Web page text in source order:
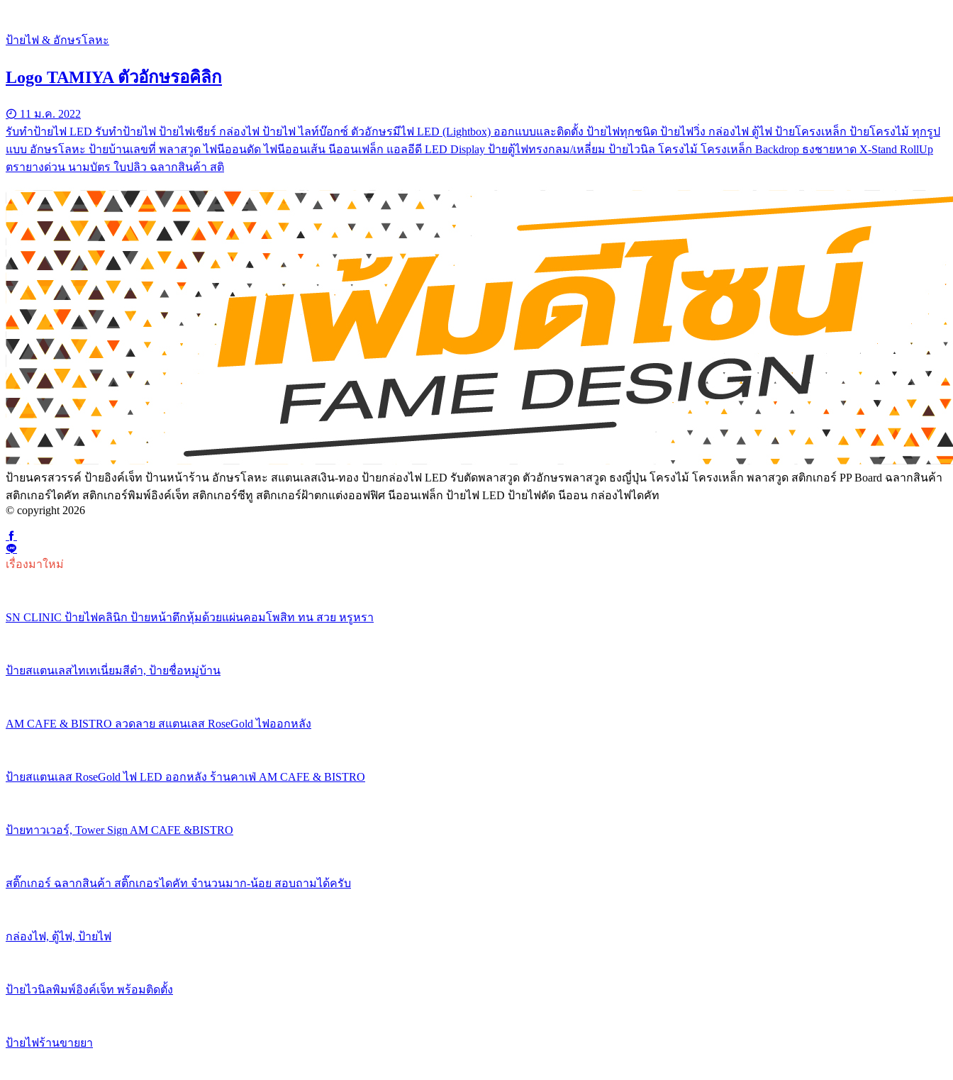
ป้ายไฟ & อักษรโลหะ
Logo TAMIYA ตัวอักษรอคิลิก
11 ม.ค. 2022
รับทําป้ายไฟ LED รับทำป้ายไฟ ป้ายไฟเชียร์ กล่องไฟ ป้ายไฟ ไลท์บ๊อกซ์ ตัวอักษรมีไฟ LED (Lightbox) ออกแบบและติดตั้ง ป้ายไฟทุกชนิด ป้ายไฟวิ่ง กล่องไฟ ตู้ไฟ ป้ายโครงเหล็ก ป้ายโครงไม้ ทุกรูป
แบบ อักษรโลหะ ป้ายบ้านเลขที่ พลาสวูด ไฟนีออนดัด ไฟนีออนเส้น นีออนเฟล็ก แอลอีดี LED Display ป้ายตู้ไฟทรงกลม/เหลี่ยม ป้ายไวนิล โครงไม้ โครงเหล็ก Backdrop ธงชายหาด X-Stand RollUp
ตรายางด่วน นามบัตร ใบปลิว ฉลากสินค้า สติ
ป้ายนครสวรรค์ ป้ายอิงค์เจ็ท ป้านหน้าร้าน อักษรโลหะ สแตนเลสเงิน-ทอง ป้ายกล่องไฟ LED รับตัดพลาสวูด ตัวอักษรพลาสวูด ธงญี่ปุ่น โครงไม้ โครงเหล็ก พลาสวูด สติกเกอร์ PP Board ฉลากสินค้า
สติกเกอร์ไดคัท สติกเกอร์พิมพ์อิงค์เจ็ท สติกเกอร์ซีทู สติกเกอร์ฝ้าตกแต่งออฟฟิศ นีออนเฟล็ก ป้ายไฟ LED ป้ายไฟดัด นีออน กล่องไฟไดคัท
© copyright 2026
เรื่องมาใหม่
SN CLINIC ป้ายไฟคลินิก ป้ายหน้าตึกหุ้มด้วยแผ่นคอมโพสิท ทน สวย หรูหรา
ป้ายสแตนเลสไทเทเนี่ยมสีดำ, ป้ายชื่อหมู่บ้าน
AM CAFE & BISTRO ลวดลาย สแตนเลส RoseGold ไฟออกหลัง
ป้ายสแตนเลส RoseGold ไฟ LED ออกหลัง ร้านคาเฟ่ AM CAFE & BISTRO
ป้ายทาวเวอร์, Tower Sign AM CAFE &BISTRO
สติ๊กเกอร์ ฉลากสินค้า สติ๊กเกอรไดคัท จำนวนมาก-น้อย สอบถามได้ครับ
กล่องไฟ, ตู้ไฟ, ป้ายไฟ
ป้ายไวนิลพิมพ์อิงค์เจ็ท พร้อมติดตั้ง
ป้ายไฟร้านขายยา